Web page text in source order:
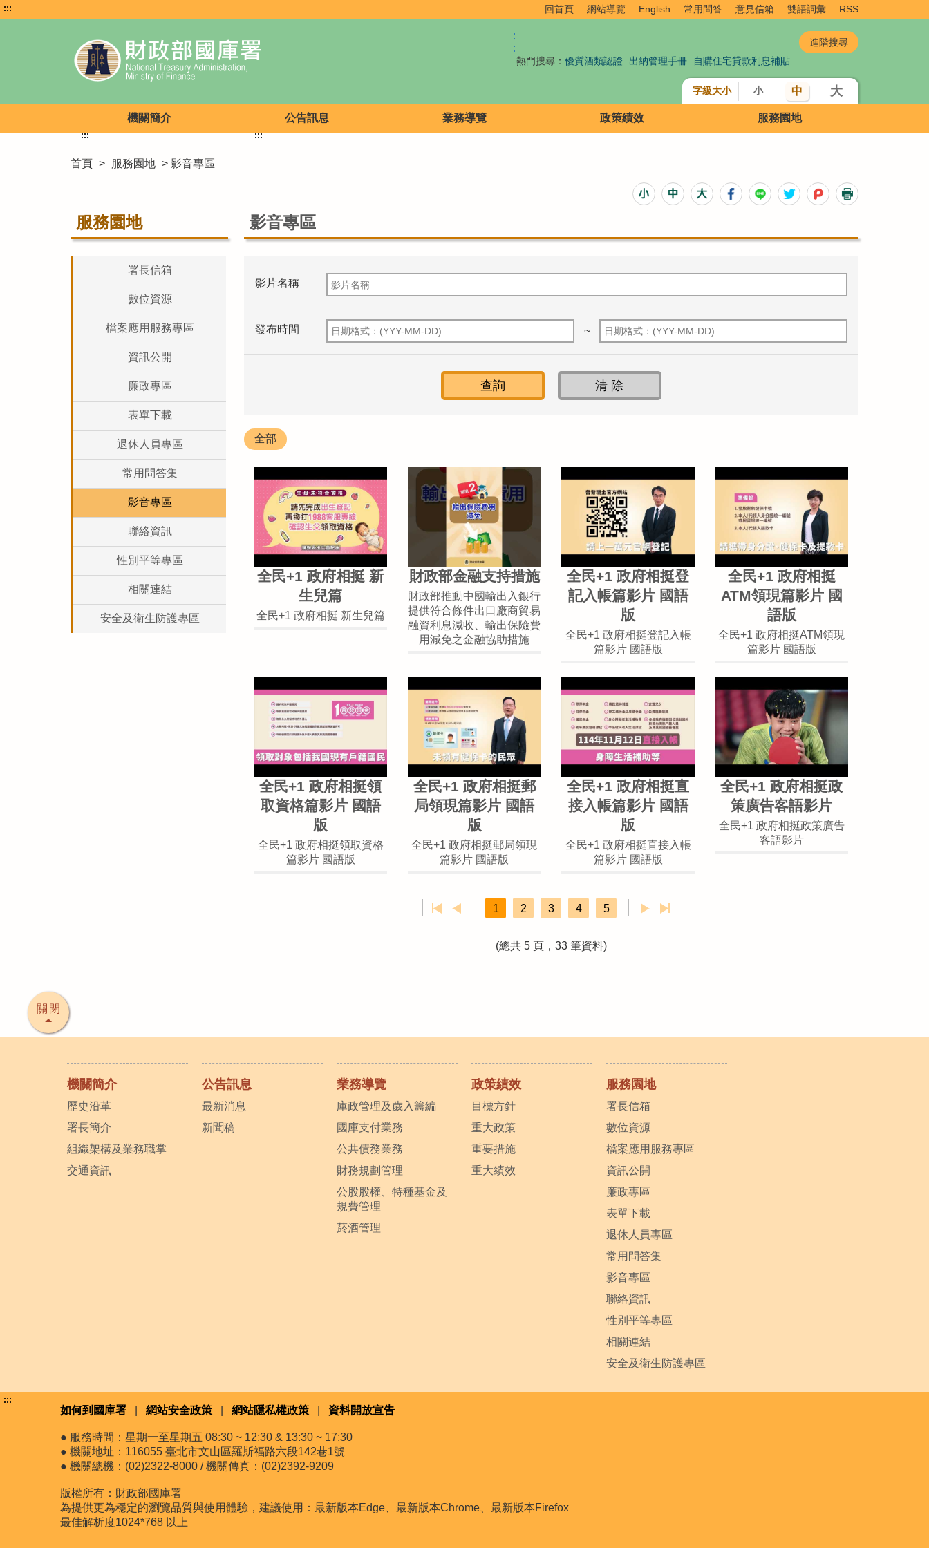
::: 回首頁 網站導覽 English 常用問答 意見信箱 雙語詞彙 RSS
:
:
熱門搜尋： 優質酒類認證 出納管理手冊 自購住宅貸款利息補貼
字級大小 小 中 大
機關簡介 公告訊息 業務導覽 政策績效 服務園地
首頁 > 服務園地 > 影音專區
:::
服務園地
署長信箱
數位資源
檔案應用服務專區
資訊公開
廉政專區
表單下載
退休人員專區
常用問答集
影音專區
聯絡資訊
性別平等專區
相關連結
安全及衛生防護專區
:::
影音專區
影片名稱
發布時間 ~
全部
全民+1 政府相挺 新
生兒篇
全民+1 政府相挺 新生兒篇
財政部金融支持措施
財政部推動中國輸出入銀行
提供符合條件出口廠商貿易
融資利息減收、輸出保險費
用減免之金融協助措施
全民+1 政府相挺登
記入帳篇影片 國語
版
全民+1 政府相挺登記入帳
篇影片 國語版
全民+1 政府相挺
ATM領現篇影片 國
語版
全民+1 政府相挺ATM領現
篇影片 國語版
全民+1 政府相挺領
取資格篇影片 國語
版
全民+1 政府相挺領取資格
篇影片 國語版
全民+1 政府相挺郵
局領現篇影片 國語
版
全民+1 政府相挺郵局領現
篇影片 國語版
全民+1 政府相挺直
接入帳篇影片 國語
版
全民+1 政府相挺直接入帳
篇影片 國語版
全民+1 政府相挺政
策廣告客語影片
全民+1 政府相挺政策廣告
客語影片
1 2 3 4 5
(總共 5 頁，33 筆資料)
關閉
機關簡介
歷史沿革
署長簡介
組織架構及業務職掌
交通資訊
公告訊息
最新消息
新聞稿
業務導覽
庫政管理及歲入籌編
國庫支付業務
公共債務業務
財務規劃管理
公股股權、特種基金及
規費管理
菸酒管理
政策績效
目標方針
重大政策
重要措施
重大績效
服務園地
署長信箱
數位資源
檔案應用服務專區
資訊公開
廉政專區
表單下載
退休人員專區
常用問答集
影音專區
聯絡資訊
性別平等專區
相關連結
安全及衛生防護專區
:::
如何到國庫署 網站安全政策 網站隱私權政策 資料開放宣告
● 服務時間：星期一至星期五 08:30 ~ 12:30 & 13:30 ~ 17:30
● 機關地址：116055 臺北市文山區羅斯福路六段142巷1號
● 機關總機：(02)2322-8000 / 機關傳真：(02)2392-9209
版權所有：財政部國庫署
為提供更為穩定的瀏覽品質與使用體驗，建議使用：最新版本Edge、最新版本Chrome、最新版本Firefox
最佳解析度1024*768 以上